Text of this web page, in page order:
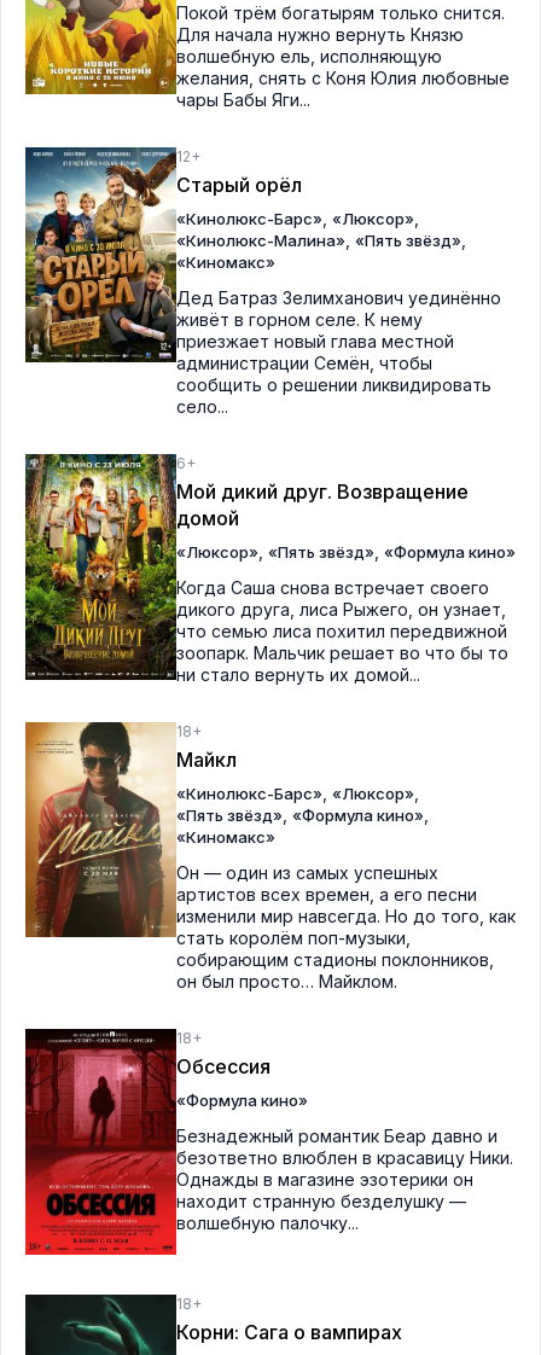
Покой трём богатырям только снится.
Для начала нужно вернуть Князю
волшебную ель, исполняющую
желания, снять с Коня Юлия любовные
чары Бабы Яги...
12+
Старый орёл
«Кинолюкс-Барс» «Люксор»
«Кинолюкс-Малина» «Пять звёзд»
«Киномакс»
Дед Батраз Зелимханович уединённо
живёт в горном селе. К нему
приезжает новый глава местной
администрации Семён, чтобы
сообщить о решении ликвидировать
село...
6+
Мой дикий друг. Возвращение
домой
«Люксор» «Пять звёзд» «Формула кино»
Когда Саша снова встречает своего
дикого друга, лиса Рыжего, он узнает,
что семью лиса похитил передвижной
зоопарк. Мальчик решает во что бы то
ни стало вернуть их домой...
18+
Майкл
«Кинолюкс-Барс» «Люксор»
«Пять звёзд» «Формула кино»
«Киномакс»
Он — один из самых успешных
артистов всех времен, а его песни
изменили мир навсегда. Но до того, как
стать королём поп-музыки,
собирающим стадионы поклонников,
он был просто… Майклом.
18+
Обсессия
«Формула кино»
Безнадежный романтик Беар давно и
безответно влюблен в красавицу Ники.
Однажды в магазине эзотерики он
находит странную безделушку —
волшебную палочку...
18+
Корни: Сага о вампирах